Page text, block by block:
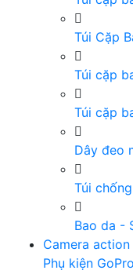
Túi Cặp
Túi cặp
Túi cặp
Dây đeo
Túi
Bao da -
Camera action
Phụ kiện